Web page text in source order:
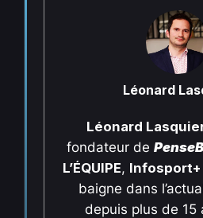
Léonard
Léonard
fondateur de
L’ÉQUIPE, Infosport+
baigne dans
depuis plus de 15